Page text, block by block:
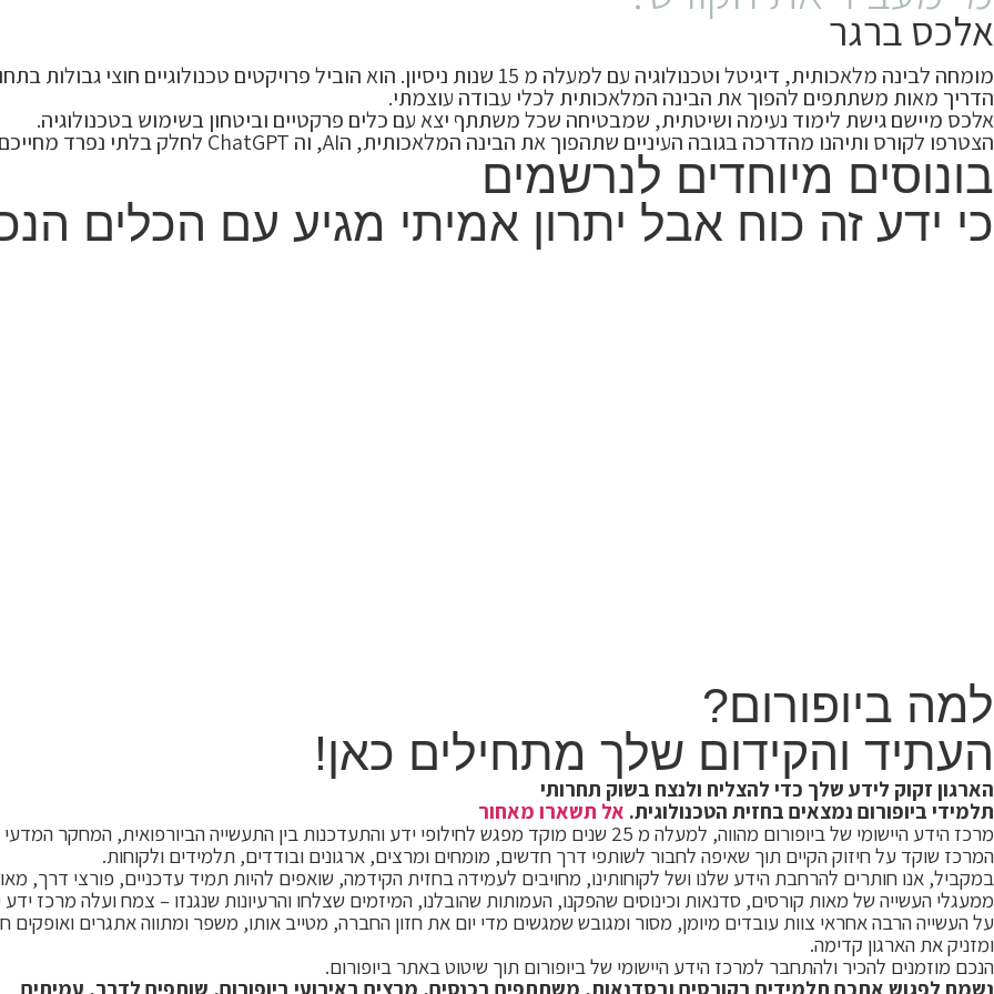
אלכס ברגר
מומחה לבינה מלאכותית, דיגיטל וטכנולוגיה עם למעלה מ 15 שנות ניסיון. הוא הוביל פרויקטים טכנולוגיים חוצי גבולות בתחומי הבריאות, השיווק והטכנולוגיה.
הדריך מאות משתתפים להפוך את הבינה המלאכותית לכלי עבודה עוצמתי.
אלכס מיישם גישת לימוד נעימה ושיטתית, שמבטיחה שכל משתתף יצא עם כלים פרקטיים וביטחון בשימוש בטכנולוגיה.
הצטרפו לקורס ותיהנו מהדרכה בגובה העיניים שתהפוך את הבינה המלאכותית, הAI, וה ChatGPT לחלק בלתי נפרד מחייכם!
בונוסים מיוחדים לנרשמים
כי ידע זה כוח אבל יתרון אמיתי מגיע עם הכלים
למה ביופורום?
העתיד והקידום שלך מתחילים כאן!
הארגון זקוק לידע שלך כדי להצליח ולנצח בשוק תחרותי
תלמידי ביופורום נמצאים בחזית הטכנולוגית. אל תשארו מאחור
מרכז הידע היישומי של ביופורום מהווה, למעלה מ 25 שנים מוקד מפגש לחילופי ידע והתעדכנות בין התעשייה הביורפואית, המחקר המדעי בתחומי החיים והטבע ורשויות ממשל.
המרכז שוקד על חיזוק הקיים תוך שאיפה לחבור לשותפי דרך חדשים, מומחים ומרצים, ארגונים ובודדים, תלמידים ולקוחות.
במקביל, אנו חותרים להרחבת הידע שלנו ושל לקוחותינו, מחויבים לעמידה בחזית הקידמה, שואפים להיות תמיד עדכניים, פורצי דרך,
ממעגלי העשייה של מאות קורסים, סדנאות וכינוסים שהפקנו, העמותות שהובלנו, המיזמים שצלחו והרעיונות שנגנזו – צמח ועלה מרכז
על העשייה הרבה אחראי צוות עובדים מיומן, מסור ומגובש שמגשים מדי יום את חזון החברה, מטייב אותו, משפר ומתווה אתגרים
ומזניק את הארגון קדימה.
הנכם מוזמנים להכיר ולהתחבר למרכז הידע היישומי של ביופורום תוך שיטוט באתר ביופורום.
נשמח לפגוש אתכם תלמידים בקורסים ובסדנאות, משתתפים בכנסים, מרצים באירועי ביופורום, שותפים לדרך, עמיתים